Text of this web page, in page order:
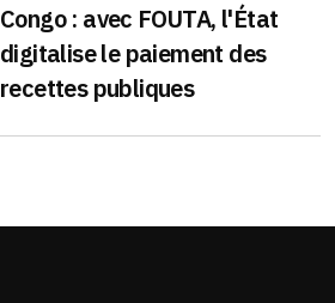
Congo : avec FOUTA, l'État
digitalise le paiement des
recettes publiques